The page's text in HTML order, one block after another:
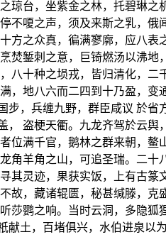
琼台，坐紫金之林，托碧琳之
不嗄之声，须及来斯之乳，俄
方之众真，徧满寥廓，应八表
焚錾刺之意，巨锜燃汤以沸地
八十种之埙戎，皆归清化，二
地八六而二四到十乃盈，变
，兵缠九野，群臣咸议 於省
盗梗天衢。九龙齐驾於云舆
位满千官，鹅林之群来朝，鳌
角羊角之山，可追圣瑞。二十
其灵迹，果获实饭，上有古篆
故，藏诸辊匮，秘甚缄滕，克
莎鹦之响。当时云洞，多隐狐
土，百堵俱兴，水伯进泉以